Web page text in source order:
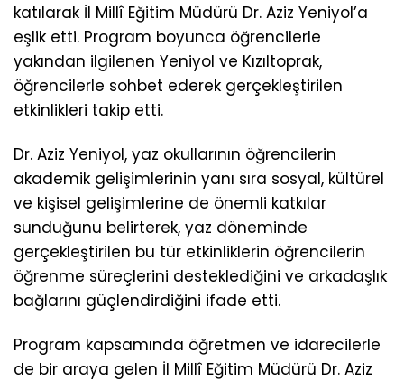
katılarak İl Millî Eğitim Müdürü Dr. Aziz Yeniyol’a
eşlik etti. Program boyunca öğrencilerle
yakından ilgilenen Yeniyol ve Kızıltoprak,
öğrencilerle sohbet ederek gerçekleştirilen
etkinlikleri takip etti.
Dr. Aziz Yeniyol, yaz okullarının öğrencilerin
akademik gelişimlerinin yanı sıra sosyal, kültürel
ve kişisel gelişimlerine de önemli katkılar
sunduğunu belirterek, yaz döneminde
gerçekleştirilen bu tür etkinliklerin öğrencilerin
öğrenme süreçlerini desteklediğini ve arkadaşlık
bağlarını güçlendirdiğini ifade etti.
Program kapsamında öğretmen ve idarecilerle
de bir araya gelen İl Millî Eğitim Müdürü Dr. Aziz